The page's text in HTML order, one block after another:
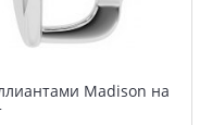
Madison на